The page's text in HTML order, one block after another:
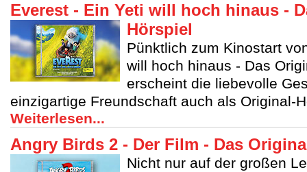
Everest - Ein Yeti will hoch hinaus -
Hörspiel
Pünktlich zum Kinostart
will hoch hinaus - Das
erscheint die liebevolle
einzigartige Freundschaft auch als Original-
Weiterlesen...
Angry Birds 2 - Der Film - Das
Nicht nur auf der großen